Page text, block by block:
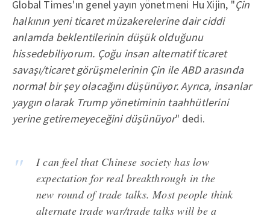
Global Times'ın genel yayın yönetmeni Hu Xijin, "Çin
halkının yeni ticaret müzakerelerine dair ciddi
anlamda beklentilerinin düşük olduğunu
hissedebiliyorum. Çoğu insan alternatif ticaret
savaşı/ticaret görüşmelerinin Çin ile ABD arasında
normal bir şey olacağını düşünüyor. Ayrıca, insanlar
yaygın olarak Trump yönetiminin taahhütlerini
yerine getiremeyeceğini düşünüyor" dedi.
I can feel that Chinese society has low
expectation for real breakthrough in the
new round of trade talks. Most people think
alternate trade war/trade talks will be a